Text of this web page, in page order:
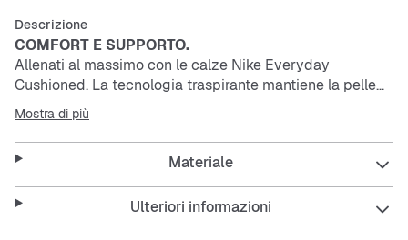
Descrizione
COMFORT E SUPPORTO.
Allenati al massimo con le calze Nike Everyday
Cushioned. La tecnologia traspirante mantiene la pelle
fresca e asciutta, mentre la spessa suola in spugna offre
comfort durante i sollevamenti più intensi e i chilometri
extra. L'arco plantare a fascia avvolge e sostiene il piede.
La confezione di 3 paia consente di avere sempre un
piano di scorta.
Mostra di più
Materiale
Ulteriori informazioni